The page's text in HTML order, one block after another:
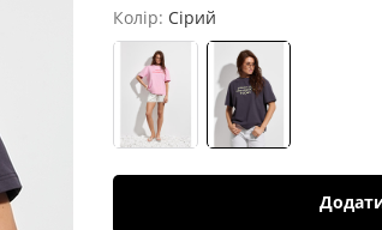
Колір: Сірий